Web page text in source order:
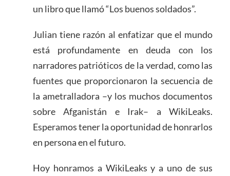
un libro que llamó “Los buenos soldados”.
Julian tiene razón al enfatizar que el mundo
está profundamente en deuda con los
narradores patrióticos de la verdad, como las
fuentes que proporcionaron la secuencia de
la ametralladora –y los muchos documentos
sobre Afganistán e Irak– a WikiLeaks.
Esperamos tener la oportunidad de honrarlos
en persona en el futuro.
Hoy honramos a WikiLeaks y a uno de sus